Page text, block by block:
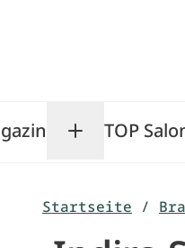
Toggle
TOP
Startseite /